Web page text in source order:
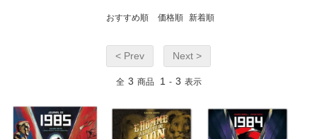
おすすめ順 価格順 新着順
< Prev Next >
全 3 商品 1 - 3 表示